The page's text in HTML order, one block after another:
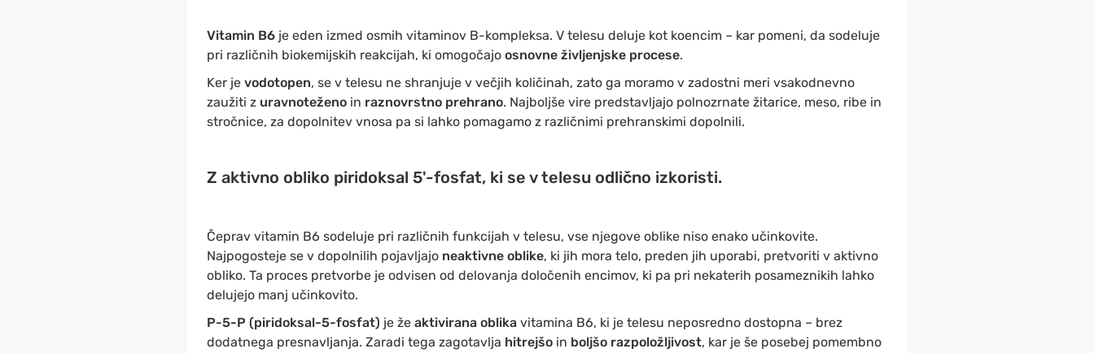
Vitamin B6 je eden izmed osmih vitaminov B-kompleksa. V telesu deluje kot koencim – kar pomeni, da sodeluje
pri različnih biokemijskih reakcijah, ki omogočajo osnovne življenjske procese.
Ker je vodotopen, se v telesu ne shranjuje v večjih količinah, zato ga moramo v zadostni meri vsakodnevno
zaužiti z uravnoteženo in raznovrstno prehrano. Najboljše vire predstavljajo polnozrnate žitarice, meso, ribe in
stročnice, za dopolnitev vnosa pa si lahko pomagamo z različnimi prehranskimi dopolnili.
Z aktivno obliko piridoksal 5'-fosfat, ki se v telesu odlično izkoristi.
Čeprav vitamin B6 sodeluje pri različnih funkcijah v telesu, vse njegove oblike niso enako učinkovite.
Najpogosteje se v dopolnilih pojavljajo neaktivne oblike, ki jih mora telo, preden jih uporabi, pretvoriti v aktivno
obliko. Ta proces pretvorbe je odvisen od delovanja določenih encimov, ki pa pri nekaterih posameznikih lahko
delujejo manj učinkovito.
P-5-P (piridoksal-5-fosfat) je že aktivirana oblika vitamina B6, ki je telesu neposredno dostopna – brez
dodatnega presnavljanja. Zaradi tega zagotavlja hitrejšo in boljšo razpoložljivost, kar je še posebej pomembno